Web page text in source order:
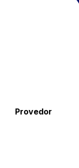
Provedor